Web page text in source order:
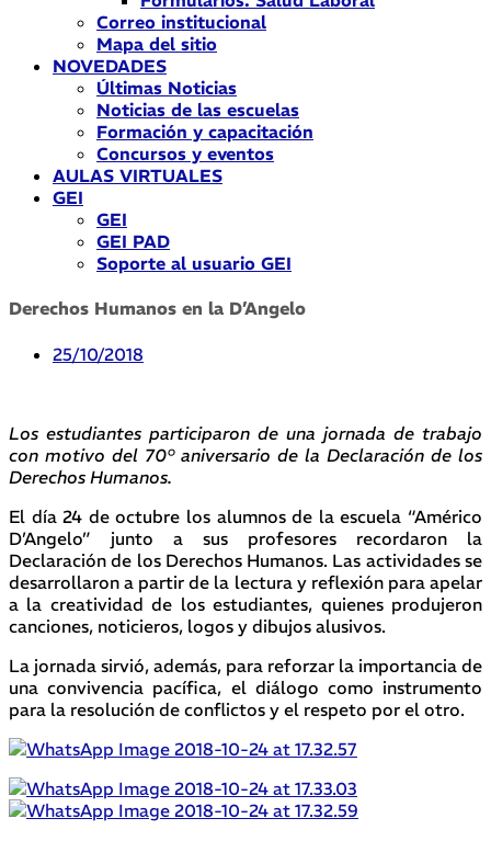
Correo institucional
Mapa del sitio
NOVEDADES
Últimas Noticias
Noticias de las escuelas
Formación y capacitación
Concursos y eventos
AULAS VIRTUALES
GEI
GEI
GEI PAD
Soporte al usuario GEI
Derechos Humanos en la D’Angelo
25/10/2018
Los estudiantes participaron de una jornada de trabajo
con motivo del 70° aniversario de la Declaración de los
Derechos Humanos.
El día 24 de octubre los alumnos de la escuela “Américo
D’Angelo” junto a sus profesores recordaron la
Declaración de los Derechos Humanos. Las actividades se
desarrollaron a partir de la lectura y reflexión para apelar
a la creatividad de los estudiantes, quienes produjeron
canciones, noticieros, logos y dibujos alusivos.
La jornada sirvió, además, para reforzar la importancia de
una convivencia pacífica, el diálogo como instrumento
para la resolución de conflictos y el respeto por el otro.